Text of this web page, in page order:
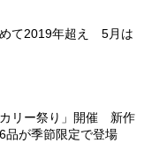
て2019年超え 5月は
リー祭り」開催 新作
品が季節限定で登場